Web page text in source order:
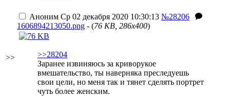
>>
Аноним Ср 02 декабря 2020 10:30:13 №28206
1606894213050.png - (76 KB, 286x400)
>>28204
Заранее извиняюсь за криворукое
вмешательство, ты наверняка преследуешь
свои цели, но меня так и тянет сделять портрет
чуть более женским.